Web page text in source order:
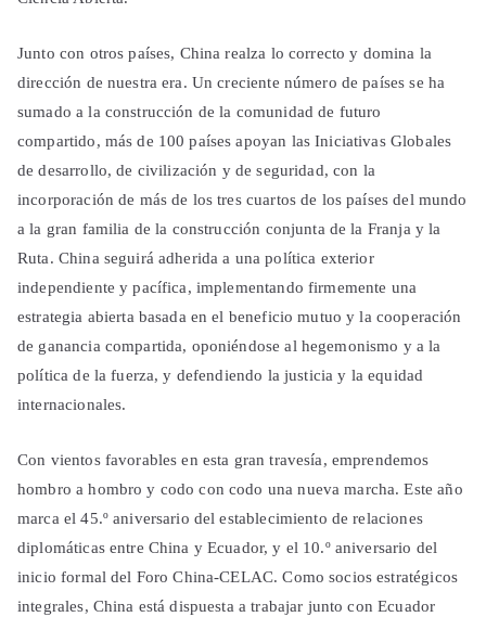
Junto con otros países, China realza lo correcto y domina la
dirección de nuestra era. Un creciente número de países se ha
sumado a la construcción de la comunidad de futuro
compartido, más de 100 países apoyan las Iniciativas Globales
de desarrollo, de civilización y de seguridad, con la
incorporación de más de los tres cuartos de los países del mundo
a la gran familia de la construcción conjunta de la Franja y la
Ruta. China seguirá adherida a una política exterior
independiente y pacífica, implementando firmemente una
estrategia abierta basada en el beneficio mutuo y la cooperación
de ganancia compartida, oponiéndose al hegemonismo y a la
política de la fuerza, y defendiendo la justicia y la equidad
internacionales.
Con vientos favorables en esta gran travesía, emprendemos
hombro a hombro y codo con codo una nueva marcha. Este año
marca el 45.º aniversario del establecimiento de relaciones
diplomáticas entre China y Ecuador, y el 10.º aniversario del
inicio formal del Foro China-CELAC. Como socios estratégicos
integrales, China está dispuesta a trabajar junto con Ecuador